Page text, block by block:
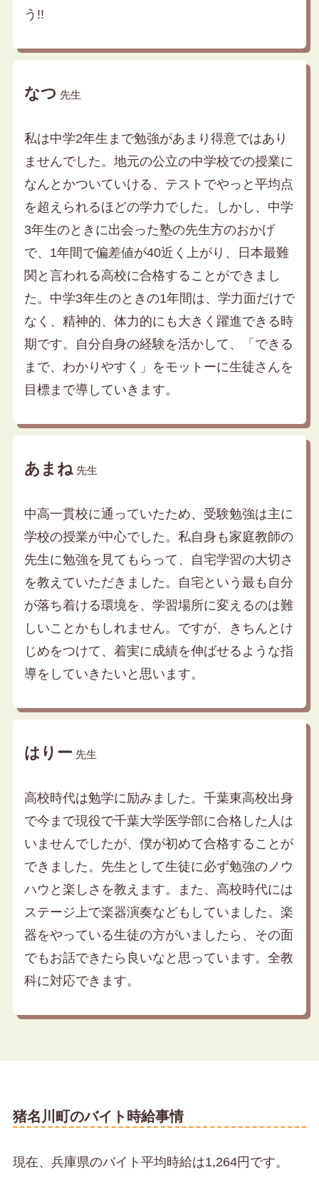
う!!
なつ 先生
私は中学2年生まで勉強があまり得意ではあり
ませんでした。地元の公立の中学校での授業に
なんとかついていける、テストでやっと平均点
を超えられるほどの学力でした。しかし、中学
3年生のときに出会った塾の先生方のおかげ
で、1年間で偏差値が40近く上がり、日本最難
関と言われる高校に合格することができまし
た。中学3年生のときの1年間は、学力面だけで
なく、精神的、体力的にも大きく躍進できる時
期です。自分自身の経験を活かして、「できる
まで、わかりやすく」をモットーに生徒さんを
目標まで導していきます。
あまね 先生
中高一貫校に通っていたため、受験勉強は主に
学校の授業が中心でした。私自身も家庭教師の
先生に勉強を見てもらって、自宅学習の大切さ
を教えていただきました。自宅という最も自分
が落ち着ける環境を、学習場所に変えるのは難
しいことかもしれません。ですが、きちんとけ
じめをつけて、着実に成績を伸ばせるような指
導をしていきたいと思います。
はりー 先生
高校時代は勉学に励みました。千葉東高校出身
で今まで現役で千葉大学医学部に合格した人は
いませんでしたが、僕が初めて合格することが
できました。先生として生徒に必ず勉強のノウ
ハウと楽しさを教えます。また、高校時代には
ステージ上で楽器演奏などもしていました。楽
器をやっている生徒の方がいましたら、その面
でもお話できたら良いなと思っています。全教
科に対応できます。
猪名川町のバイト時給事情
現在、兵庫県のバイト平均時給は1,264円です。